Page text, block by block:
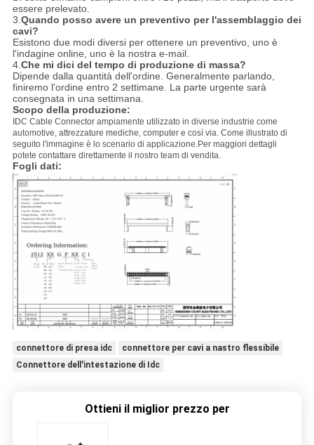
essere prelevato.
3.Quando posso avere un preventivo per l'assemblaggio dei
cavi?
Esistono due modi diversi per ottenere un preventivo, uno è
l'indagine online, uno è la nostra e-mail.
4.Che mi dici del tempo di produzione di massa?
Dipende dalla quantità dell'ordine. Generalmente parlando,
finiremo l'ordine entro 2 settimane. La parte urgente sarà
consegnata in una settimana.
Scopo della produzione:
IDC Cable Connector ampiamente utilizzato in diverse industrie come
automotive, attrezzature mediche, computer e così via. Come illustrato di
seguito l'immagine è lo scenario di applicazione.Per maggiori dettagli
potete contattare direttamente il nostro team di vendita.
Fogli dati:
connettore di presa idc
connettore per cavi a nastro flessibile
Connettore dell'intestazione di Idc
Ottieni il miglior prezzo per